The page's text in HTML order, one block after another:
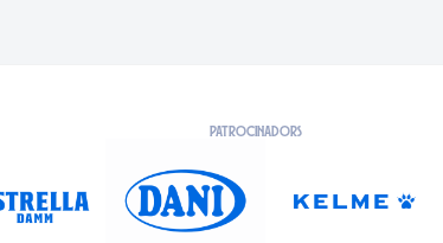
PATROCINADORS